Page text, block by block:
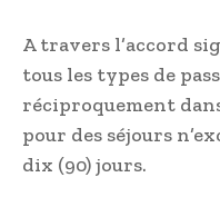
A travers l’accord
tous les types de
réciproquement
pour des séjours
dix (90) jours.